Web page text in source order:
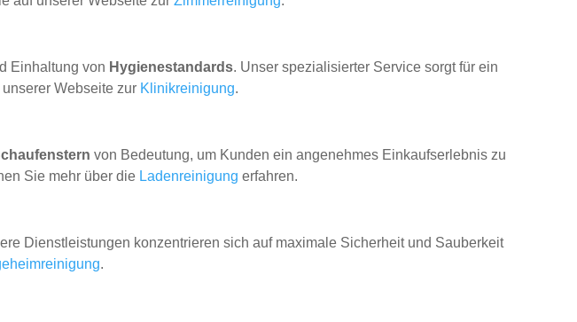
Einhaltung von Hygienestandards. Unser spezialisierter Service sorgt für ein
Webseite zur Klinikreinigung.
von Bedeutung, um Kunden ein angenehmes Einkaufserlebnis zu
Sie mehr über die Ladenreinigung erfahren.
Dienstleistungen konzentrieren sich auf maximale Sicherheit und Sauberkeit
.